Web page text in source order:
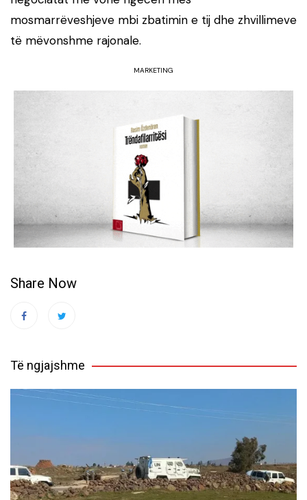
mosmarrëveshjeve mbi zbatimin e tij dhe zhvillimeve
të mëvonshme rajonale.
MARKETING
Share Now
Të ngjajshme